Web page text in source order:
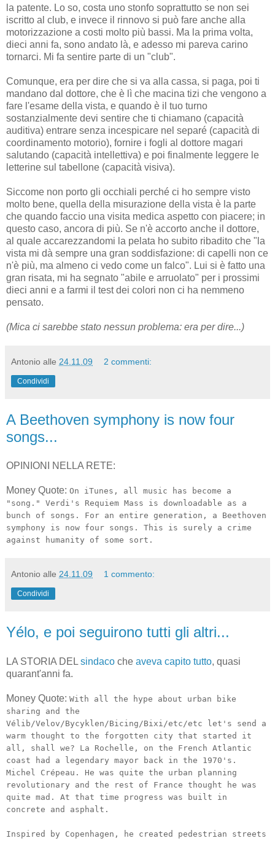
la patente. Lo so, costa uno stonfo soprattutto se non sei
iscritto al club, e invece il rinnovo si può fare anche alla
motorizzazione a costi molto più bassi. Ma la prima volta,
dieci anni fa, sono andato là, e adesso mi pareva carino
tornarci. Mi fa sentire parte di un "club".
Comunque, era per dire che si va alla cassa, si paga, poi ti
mandano dal dottore, che è lì che macina tizi che vengono a
fare l'esame della vista, e quando è il tuo turno
sostanzialmente devi sentire che ti chiamano (capacità
auditiva) entrare senza incespicare nel separé (capacità di
coordinamento motorio), fornire i fogli al dottore magari
salutando (capacità intellettiva) e poi finalmente leggere le
letterine sul tabellone (capacità visiva).
Siccome non porto gli occhiali perché ci ho sempre visto
molto bene, quella della misurazione della vista è la parte
che quando faccio una visita medica aspetto con piacere; in
questo caso, ancora di più. Se n'è accorto anche il dottore,
al quale accarezzandomi la pelata ho subito ribadito che "la
vista mi dà sempre una gran soddisfazione: di capelli non ce
n'è più, ma almeno ci vedo come un falco". Lui si è fatto una
gran risata, mi ha segnato "abile e arruolato" per i prossimi
dieci anni e a farmi il test dei colori non ci ha nemmeno
pensato.
(Mica ci sarebbe stato nessun problema: era per dire...)
Antonio alle 24.11.09 2 commenti:
Condividi
A Beethoven symphony is now four
songs...
OPINIONI NELLA RETE:
Money Quote: On iTunes, all music has become a
"song." Verdi's Requiem Mass is downloadable as a
bunch of songs. For an entire generation, a Beethoven
symphony is now four songs. This is surely a crime
against humanity of some sort.
Antonio alle 24.11.09 1 commento:
Condividi
Yélo, e poi seguirono tutti gli altri...
LA STORIA DEL sindaco che aveva capito tutto, quasi
quarant'anni fa.
Money Quote: With all the hype about urban bike
sharing and the
Vélib/Velov/Bycyklen/Bicing/Bixi/etc/etc let's send a
warm thought to the forgotten city that started it
all, shall we? La Rochelle, on the French Atlantic
coast had a legendary mayor back in the 1970's.
Michel Crépeau. He was quite the urban planning
revolutionary and the rest of France thought he was
quite mad. At that time progress was built in
concrete and asphalt.
Inspired by Copenhagen, he created pedestrian streets